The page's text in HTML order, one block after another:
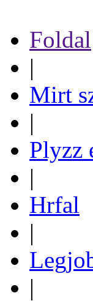
Foldal
|
Mirt
|
Plyzz
|
Hrfal
|
|